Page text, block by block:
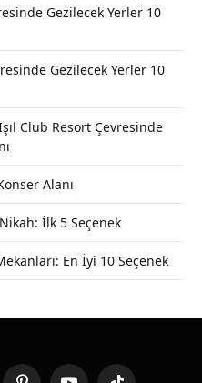
Gezilecek Yerler 10
Gezilecek Yerler 10
Club Resort Çevresinde
Alanı
İlk 5 Seçenek
En İyi 10 Seçenek